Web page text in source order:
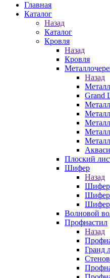
Главная
Каталог
Назад
Каталог
Кровля
Назад
Кровля
Назад
Grand
Плоский
Шифер
Назад
Шифер
Шифер
Шифер
Волновой
Профнастил
Назад
Гранд